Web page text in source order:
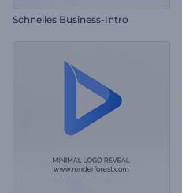
Schnelles Business-Intro